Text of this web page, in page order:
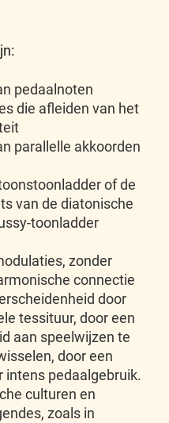
pedaalnoten
die afleiden van het
parallelle akkoorden
of de
van de diatonische
toonladder
zonder
connectie
door
tessituur, door een
aan speelwijzen te
door een
intens pedaalgebruik.
culturen en
zoals in